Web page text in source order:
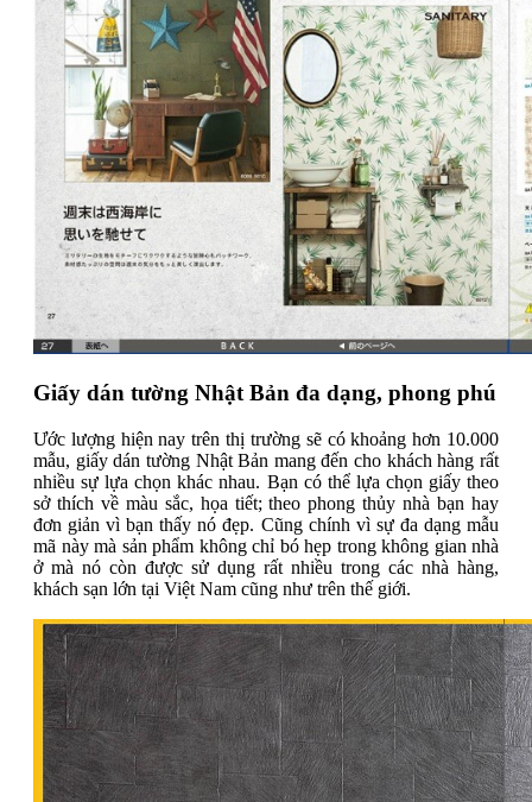
Giấy dán tường Nhật Bản đa dạng, phong phú
Ước lượng hiện nay trên thị trường sẽ có khoảng hơn 10.000
mẫu, giấy dán tường Nhật Bản mang đến cho khách hàng rất
nhiều sự lựa chọn khác nhau. Bạn có thể lựa chọn giấy theo
sở thích về màu sắc, họa tiết; theo phong thủy nhà bạn hay
đơn giản vì bạn thấy nó đẹp. Cũng chính vì sự đa dạng mẫu
mã này mà sản phẩm không chỉ bó hẹp trong không gian nhà
ở mà nó còn được sử dụng rất nhiều trong các nhà hàng,
khách sạn lớn tại Việt Nam cũng như trên thế giới.